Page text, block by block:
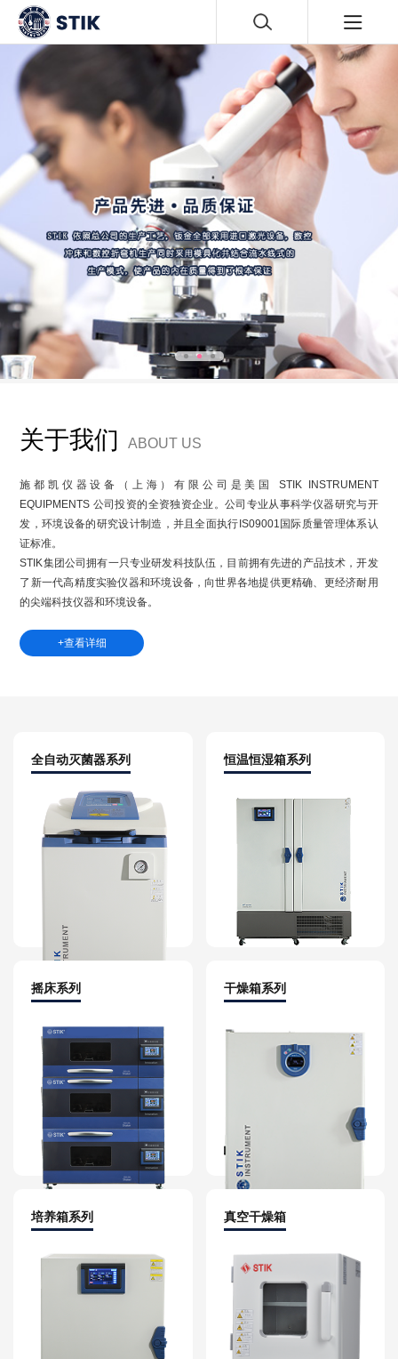
关于我们 ABOUT US
施都凯仪器设备（上海）有限公司 是美国 STIK INSTRUMENT
EQUIPMENTS 公司投资的全资独资企业。公司专业从事科学仪器研究与开
发，环境设备的研究设计制造，并且全面执行IS09001国际质量管理体系认
证标准。
STIK集团公司拥有一只专业研发科技队伍，目前拥有先进的产品技术，开发
了新一代高精度实验仪器和环境设备，向世界各地提供更精确、更经济耐用
的尖端科技仪器和环境设备。
+查看详细
全自动灭菌器系列 恒温恒湿箱系列
摇床系列 干燥箱系列
培养箱系列 真空干燥箱